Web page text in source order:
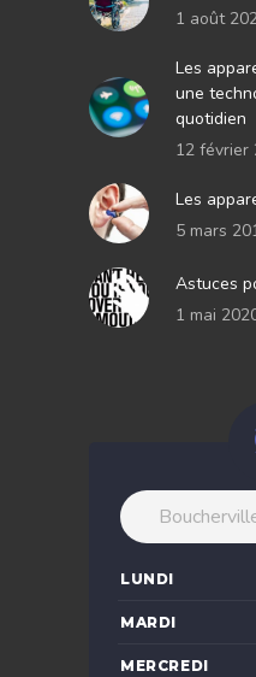
1 août
Les
une
quotidien
12 février
Les
5 mars
Astuces
1 mai
LUNDI
MARDI
MERCREDI